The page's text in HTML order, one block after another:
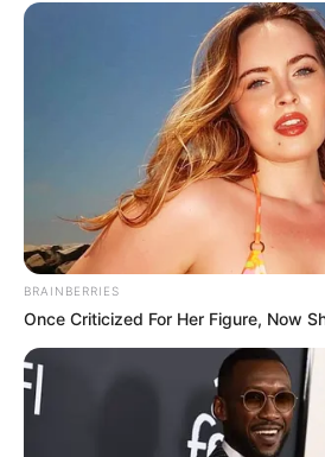
BRAINBERRIES
Once Criticized For Her Figure, Now